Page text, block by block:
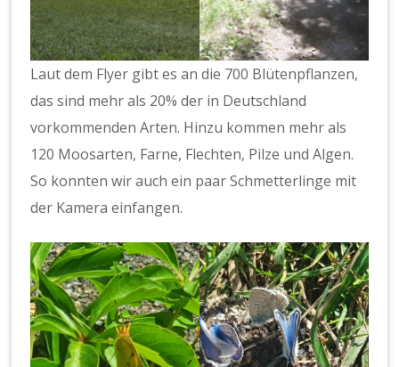
Laut dem Flyer gibt es an die 700 Blütenpflanzen,
das sind mehr als 20% der in Deutschland
vorkommenden Arten. Hinzu kommen mehr als
120 Moosarten, Farne, Flechten, Pilze und Algen.
So konnten wir auch ein paar Schmetterlinge mit
der Kamera einfangen.